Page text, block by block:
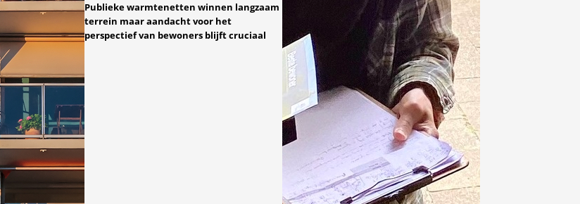
Publieke warmtenetten winnen langzaam
terrein maar aandacht voor het
perspectief van bewoners blijft cruciaal